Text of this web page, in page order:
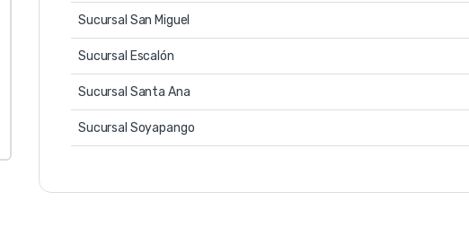
Sucursal San Miguel
Sucursal Escalón
Sucursal Santa Ana
Sucursal Soyapango